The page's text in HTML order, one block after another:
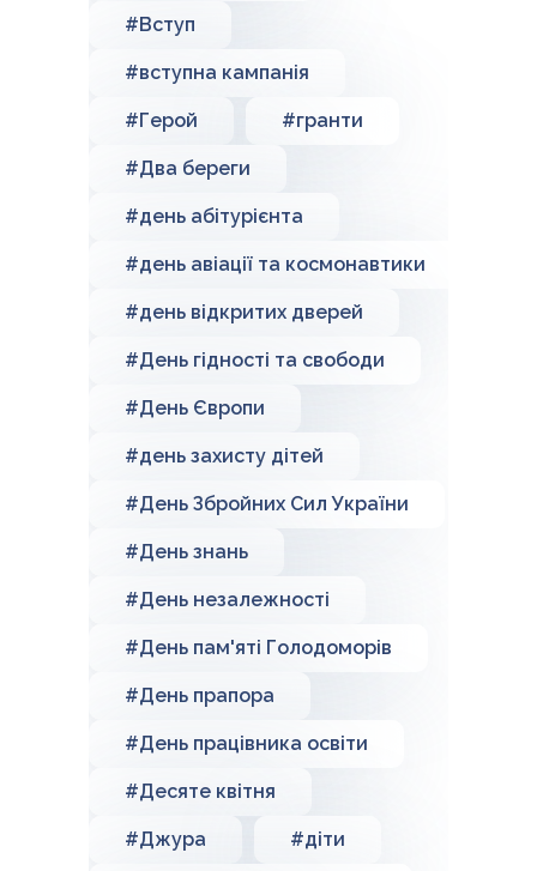
#Вступ
#вступна кампанія
#Герой #гранти
#Два береги
#день абітурієнта
#день авіації та космонавтики
#день відкритих дверей
#День гідності та свободи
#День Європи
#день захисту дітей
#День Збройних Сил України
#День знань
#День незалежності
#День пам'яті Голодоморів
#День прапора
#День працівника освіти
#Десяте квітня
#Джура #діти